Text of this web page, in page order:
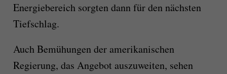
Energiebereich sorgten dann für den nächsten
Tiefschlag.
Auch Bemühungen der amerikanischen
Regierung, das Angebot auszuweiten, sehen